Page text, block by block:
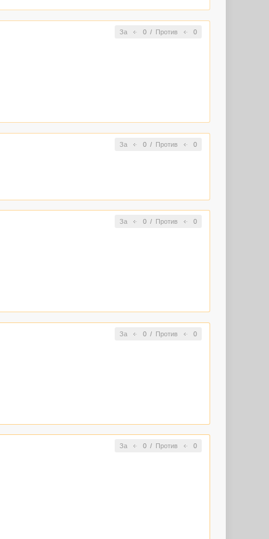
За 0/ Против 0
За 0/ Против 0
За 0/ Против 0
а также
За 0/ Против 0
а также
есть серия
За 0/ Против 0